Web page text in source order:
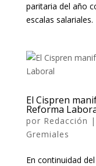
paritaria del año
escalas salariales.
El Cispren
Reforma
por Redacción |
Gremiales
En continuidad